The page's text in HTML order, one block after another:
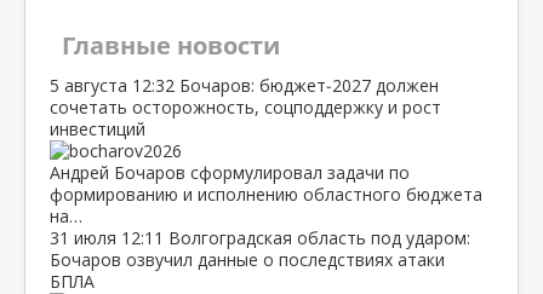
Главные новости
5 августа 12:32 Бочаров: бюджет‑2027 должен
сочетать осторожность, соцподдержку и рост
инвестиций
Андрей Бочаров сформулировал задачи по
формированию и исполнению областного бюджета
на…
31 июля 12:11 Волгоградская область под ударом:
Бочаров озвучил данные о последствиях атаки
БПЛА